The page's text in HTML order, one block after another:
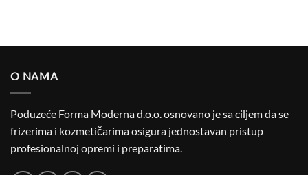
O NAMA
Poduzeće Forma Moderna d.o.o. osnovano je sa ciljem da se
frizerima i kozmetičarima osigura jednostavan pristup
profesionalnoj opremi i preparatima.